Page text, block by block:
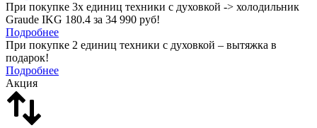
При покупке 3х единиц техники с духовкой -> холодильник
Graude IKG 180.4 за 34 990 руб!
Подробнее
При покупке 2 единиц техники с духовкой – вытяжка в
подарок!
Подробнее
Акция